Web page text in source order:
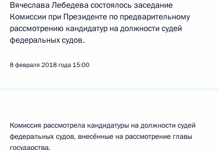
Вячеслава Лебедева состоялось заседание
Комиссии при Президенте по предварительному
рассмотрению кандидатур на должности судей
федеральных судов.
8 февраля 2018 года 15:00
Комиссия рассмотрела кандидатуры на должности судей
федеральных судов, внесённые на рассмотрение главы
государства.